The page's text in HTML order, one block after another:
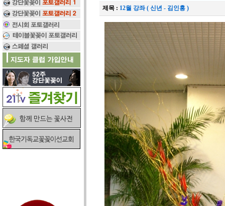
제목 : 12월 강좌 ( 신년 - 김인홍 )